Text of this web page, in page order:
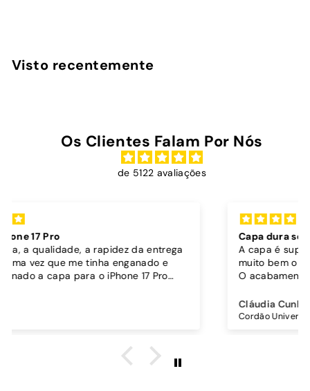
Visto recentemente
Os Clientes Falam Por Nós
de 5122 avaliações
Capa dura sóis + cordão bordô
A capa é super bonita, robusta e parece proteger
muito bem o telemóvel.
O acabamento é brilhante, os botões funcionam
Comprei também um cordão à parte para
pendurar o telemóvel e como a capa é dura o
é top, eu não uso no máximo e ele passa me a